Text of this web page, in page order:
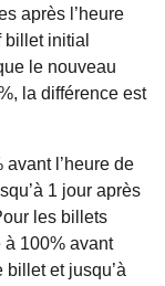
après l’heure
initial
le nouveau
la différence est
l’heure de
1 jour après
les billets
à 100% avant
billet et jusqu’à